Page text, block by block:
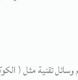
وسائل تقنية مثل